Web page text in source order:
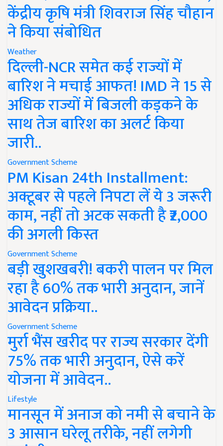
केंद्रीय कृषि मंत्री शिवराज सिंह चौहान
ने किया संबोधित
Weather
दिल्ली-NCR समेत कई राज्यों में
बारिश ने मचाई आफत! IMD ने 15 से
अधिक राज्यों में बिजली कड़कने के
साथ तेज बारिश का अलर्ट किया
जारी..
Government Scheme
PM Kisan 24th Installment:
अक्टूबर से पहले निपटा लें ये 3 जरूरी
काम, नहीं तो अटक सकती है ₹2,000
की अगली किस्त
Government Scheme
बड़ी खुशखबरी! बकरी पालन पर मिल
रहा है 60% तक भारी अनुदान, जानें
आवेदन प्रक्रिया..
Government Scheme
मुर्रा भैंस खरीद पर राज्य सरकार देंगी
75% तक भारी अनुदान, ऐसे करें
योजना में आवेदन..
Lifestyle
मानसून में अनाज को नमी से बचाने के
3 आसान घरेलू तरीके, नहीं लगेगी